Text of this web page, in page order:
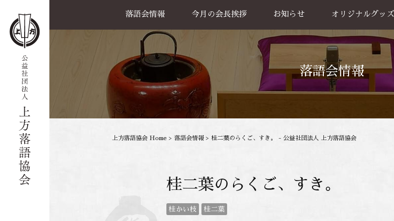
落語会情報
公演一覧
天満天神繁昌亭
喜楽館
島之内寄席
協力事業
今月の会長挨拶 お知らせ オリジナルグッズ
グッズ販売
お買い物方法
落語会情報
上方落語協会 Home > 落語会情報 > 桂二葉のらくご、すき。 - 公益社団法人 上方落語協会
桂二葉のらくご、すき。
桂かい枝 桂二葉